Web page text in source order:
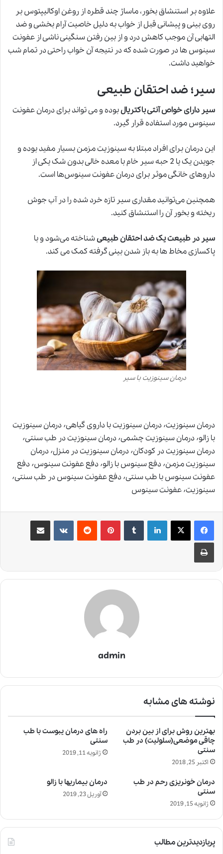
علاوه بر استنشاق بخور، ماساژ چند قطره از روغن اوکالیپتوس بر
روی بینی و پیشانی قبل از خواب به دلیل خاصیت آرام بخشی و ضد
التهابی آن موجب کاهش درد و از بین رفتن سنگینی ناشی از عفونت
سینوس ها در صورت شده که در نتیجه آن خواب راحتی در تمام شب
خواهید داشت.
سیر؛ ضد احتقان طبیعی
سیر دارای خواص آنتی باکتریالبوده و می تواند برای درمان عفونت
سینوس مورد استفاده قرار گیرد.
این درمان برای افراد مبتلا به سینوزیت مزمن بسیار مفید بوده و
جویدن یک یا 2 حبه سیر خام با معده خالی بدون شک یکی از
داروهای خانگی موثر برای درمان عفونت سینوس‌ها است.
همچنین می‌توانید مقداری سیر تازه خرد شده را در آب جوش
ریخته و بخور آن را استنشاق کنید.
سیر در طبیعت یک ضد احتقان طبیعیشناخته می‌شود و با
پاکسازی مخاط ها به باز شدن بینی گرفته کمک می کند.
درمان سینوزیت با سیر
درمان سینوزیت٬ درمان سینوزیت با داروی گیاهی٬ درمان سینوزیت
با زالو٬ درمان سینوزیت چشمی٬ درمان سینوزیت در طب سنتی٬
درمان سینوزیت در کودکان٬ درمان سینوزیت در منزل٬ درمان
سینوزیت مزمن٬ دفع سینوس با زالو٬ دفع عفونت سینوس٬ دفع
عفونت سینوس با طب سنتی٬ دفع عفونت سینوس در طب سنتی٬
سینوزیت٬ عفونت سینوس
لینکدین ‫پین‌ترست ‫رددیت
چاپ
admin
نوشته های مشابه
بهترین روش برای از بین بردن
چاقی موضعی(سلولیت) در طب
سنتی
اکتبر 25, 2018
راه های درمان یبوست با طب
سنتی
ژانویه 11, 2019
درمان خونریزی رحم در طب
سنتی
ژانویه 15, 2019
درمان بیماریها با زالو
آوریل 23, 2019
پربازدیدترین مطالب